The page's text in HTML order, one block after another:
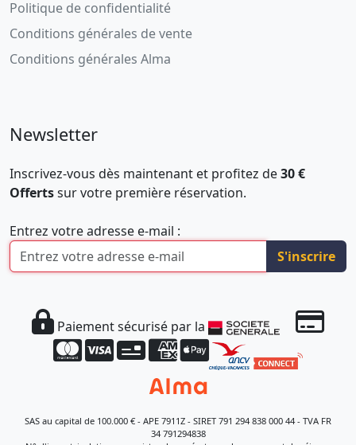
Politique de confidentialité
Conditions générales de vente
Conditions générales Alma
Newsletter
Inscrivez-vous dès maintenant et profitez de30 €
Offertssur votre première réservation.
Entrez votre adresse e-mail :
S'inscrire
Paiement sécurisé par la
SAS au capital de 100.000 € - APE 7911Z - SIRET 791 294 838 000 44 - TVA FR
34 791294838